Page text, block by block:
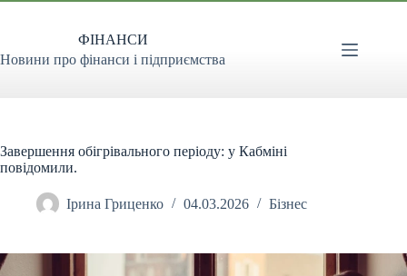
Перейти
ФІНАНСИ
Новини про фінанси і підприємства
Завершення обігрівального періоду: у Кабміні
повідомили.
Ірина Гриценко 04.03.2026 Бізнес